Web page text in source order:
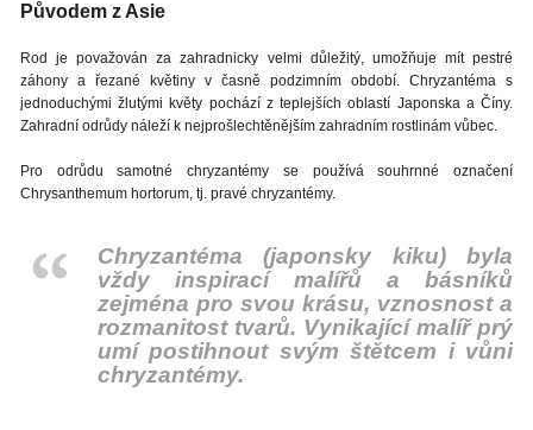
Původem z Asie
Rod je považován za zahradnicky velmi důležitý, umožňuje mít pestré
záhony a řezané květiny v časně podzimním období. Chryzantéma s
jednoduchými žlutými květy pochází z teplejších oblastí Japonska a Číny.
Zahradní odrůdy náleží k nejprošlechtěnějším zahradním rostlinám vůbec.
Pro odrůdu samotné chryzantémy se používá souhrnné označení
Chrysanthemum hortorum, tj. pravé chryzantémy.
Chryzantéma (japonsky kiku) byla
vždy inspirací malířů a básníků
zejména pro svou krásu, vznosnost a
rozmanitost tvarů. Vynikající malíř prý
umí postihnout svým štětcem i vůni
chryzantémy.